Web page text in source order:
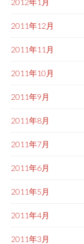
2011年12月
2011年11月
2011年10月
2011年9月
2011年8月
2011年7月
2011年6月
2011年5月
2011年4月
2011年3月